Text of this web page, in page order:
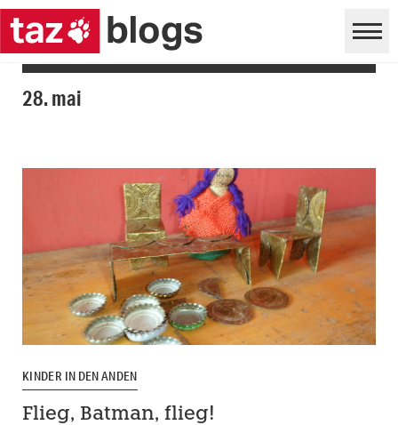
28. mai
KINDER IN DEN ANDEN
Flieg, Batman, flieg!